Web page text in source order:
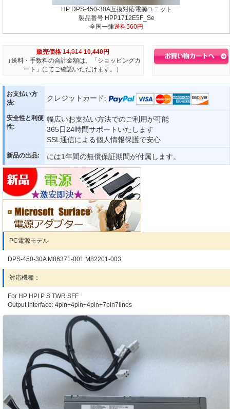
HP DPS-450-30A互換対応電源ユニット
製品番号 HPP1712E5F_Se
全国一律送料560円
販売価格 14,914 10,440円
（送料・手数料の合計金額は、「ショッピングカ
ート」にてご確認いただけます。）
お支払い方
法:
クレジットカード:
安全性と利便
性:
幅広いお支払い方法でのご利用が可能
365日24時間サポートいたします
SSL通信による個人情報保護で安心
新品の出品: には1年間の無償保証期間が付属します。
PC電源モデル
DPS-450-30A M86371-001 M82201-003
対応機種：
For HP HPI P S TWR SFF
Output interface: 4pin+4pin+4pin+7pin7lines